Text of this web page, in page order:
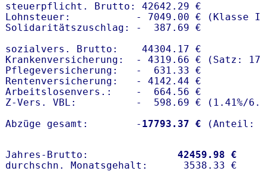
steuerpflicht. Brutto: 42642.29 €
Lohnsteuer:           - 7049.00 € (Klasse I)
Solidaritätszuschlag: -  387.69 €
sozialvers. Brutto:    44304.17 €
Krankenversicherung:  - 4319.66 € (Satz:
Pflegeversicherung:   -  631.33 €
Rentenversicherung:   - 4142.44 €
Arbeitslosenvers.:    -  664.56 €
Z-Vers. VBL:          -  598.69 € ( 1.41%/
Abzüge gesamt:        - 17793.37 €
Jahres-Brutto: 42459.98 €